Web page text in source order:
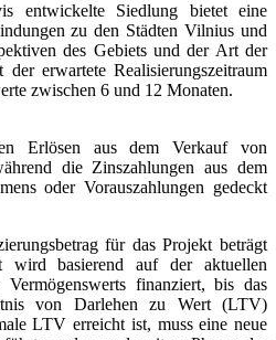
entwickelte Siedlung bietet eine
zu den Städten Vilnius und
des Gebiets und der Art der
erwartete Realisierungszeitraum
zwischen 6 und 12 Monaten.
Erlösen aus dem Verkauf von
die Zinszahlungen aus dem
oder Vorauszahlungen gedeckt
für das Projekt beträgt
wird basierend auf der aktuellen
finanziert, bis das
von Darlehen zu Wert (LTV)
LTV erreicht ist, muss eine neue